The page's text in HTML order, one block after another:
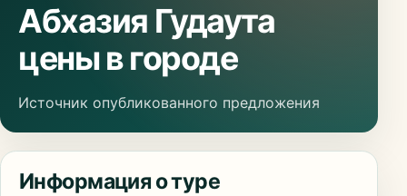
Абхазия Гудаута
цены в городе
Источник опубликованного предложения
Информация о туре